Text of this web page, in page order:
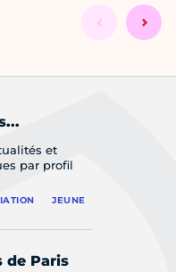
et
par profil
JEUNE
de Paris